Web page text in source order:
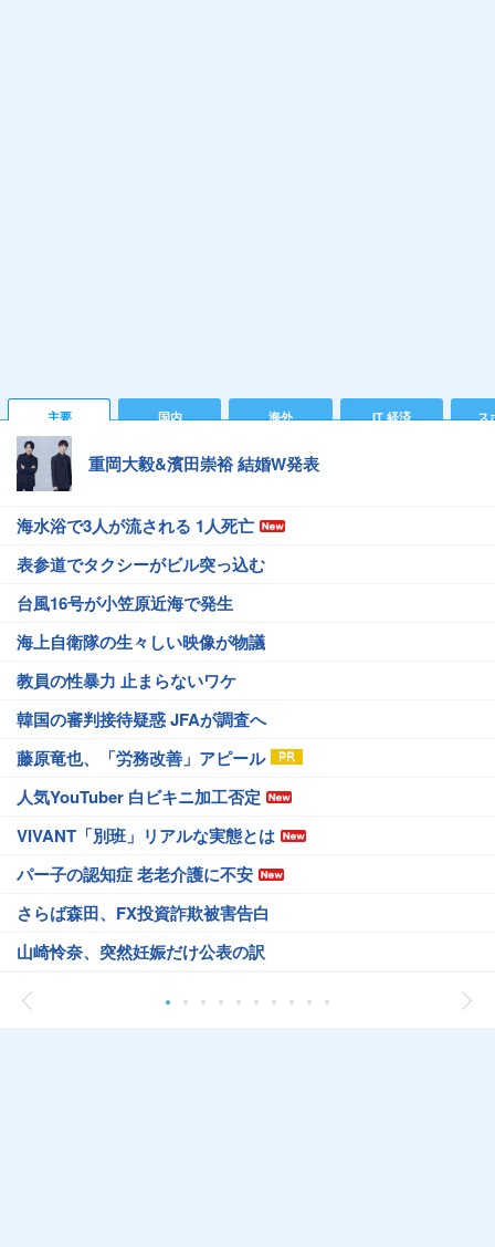
主要 国内 海外 IT 経済 ス
重岡大毅&濱田崇裕 結婚W発表
海水浴で3人が流される 1人死亡
表参道でタクシーがビル突っ込む
台風16号が小笠原近海で発生
海上自衛隊の生々しい映像が物議
教員の性暴力 止まらないワケ
韓国の審判接待疑惑 JFAが調査へ
藤原竜也、「労務改善」アピール
人気YouTuber 白ビキニ加工否定
VIVANT「別班」リアルな実態とは
パー子の認知症 老老介護に不安
さらば森田、FX投資詐欺被害告白
山崎怜奈、突然妊娠だけ公表の訳